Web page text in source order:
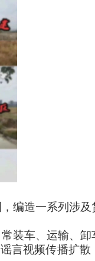
编造一系列涉
装车、运输、
言视频传播扩